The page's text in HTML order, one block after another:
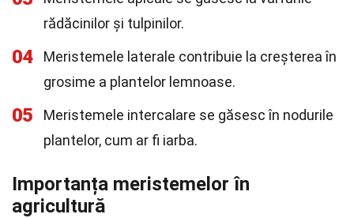
rădăcinilor și tulpinilor.
04
Meristemele laterale contribuie la creșterea în
grosime a plantelor lemnoase.
05
Meristemele intercalare se găsesc în nodurile
plantelor, cum ar fi iarba.
Importanța meristemelor în
agricultură